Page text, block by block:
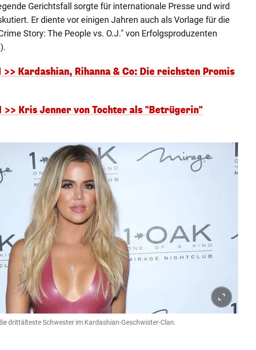
Gerichtsfall sorgte für internationale Presse und wird
Er diente vor einigen Jahren auch als Vorlage für die
Story: The People vs. O.J." von Erfolgsproduzenten
>> Kardashian, Rihanna & Co: Die reichsten Promis
>> Kris Jenner von Tochter als "Betrügerin"
drittälteste Schwester im Kardashian-Geschwister-Clan.